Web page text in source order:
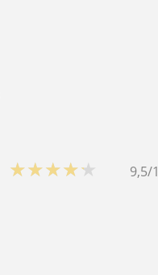
★★★★★ 9,5/